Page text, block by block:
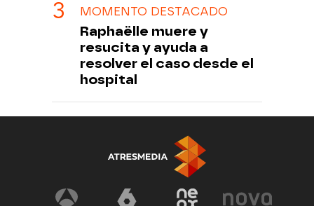
MOMENTO DESTACADO
Raphaëlle muere y
resucita y ayuda a
resolver el caso desde el
hospital